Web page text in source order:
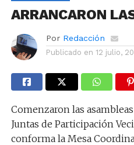
ARRANCARON
Por Redacción
Publicado en 12 julio,
Comenzaron las
Juntas de Participación
conforma la Mesa